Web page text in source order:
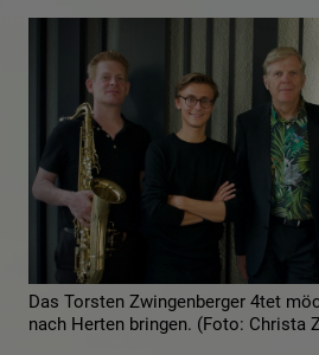
Das Torsten Zwingenberger 4tet
nach Herten bringen. (Foto: Christa